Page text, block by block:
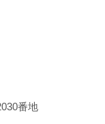
番地